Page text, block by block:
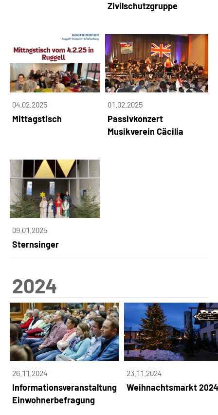
Zivilschutzgruppe
04.02.2025
Mittagstisch
01.02.2025
Passivkonzert
Musikverein Cäcilia
09.01.2025
Sternsinger
2024
26.11.2024
Informationsveranstaltung
Einwohnerbefragung
23.11.2024
Weihnachtsmarkt 2024